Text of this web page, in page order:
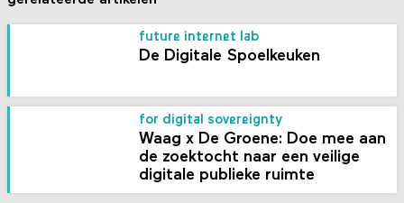
future internet lab
De Digitale Spoelkeuken
for digital sovereignty
Waag x De Groene: Doe mee aan
de zoektocht naar een veilige
digitale publieke ruimte